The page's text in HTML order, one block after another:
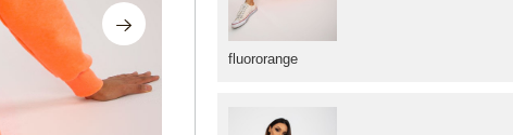
fluororange